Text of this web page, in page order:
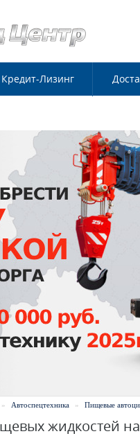
Кредит-Лизинг
» Автоспецтехника » Пищевые
жидкостей